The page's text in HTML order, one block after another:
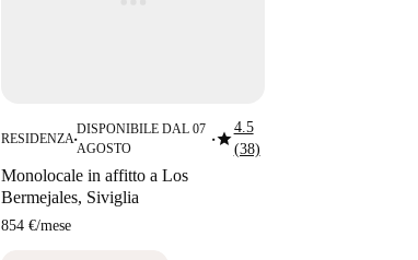
RESIDENZA■
DISPONIBILE DAL 07
AGOSTO
■star4.5
(38)
Monolocale in affitto a Los
Bermejales, Siviglia
854 €/mese